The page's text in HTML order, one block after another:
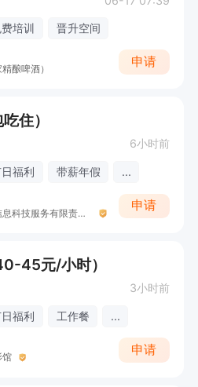
培训 晋升空间
酿啤酒）
申请
住）
6小时前
福利 带薪年假 ...
信阳市尘小兔互联网信息科技服务有限责任公司
申请
45元/小时）
3小时前
福利 工作餐 ...
馆
申请